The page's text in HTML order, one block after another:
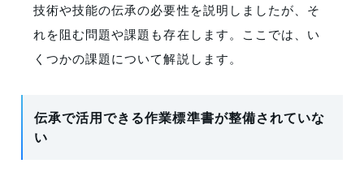
技術や技能の伝承の必要性を説明しましたが、そ
れを阻む問題や課題も存在します。ここでは、い
くつかの課題について解説します。
伝承で活用できる作業標準書が整備されていな
い